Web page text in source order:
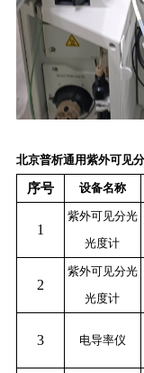
北京普析通用紫外可见
序号 设备名称
1
紫外可见分光
光度计
2
紫外可见分光
光度计
3 电导率仪